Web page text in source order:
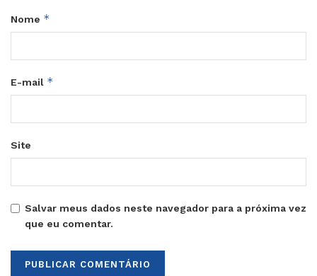
Nome *
E-mail *
Site
Salvar meus dados neste navegador para a próxima vez
que eu comentar.